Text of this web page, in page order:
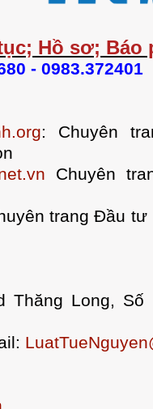
Hồ sơ; Báo
- 0983.372401
:
Chuyên
Chuyên
trang Đầu
Thăng Long, Số